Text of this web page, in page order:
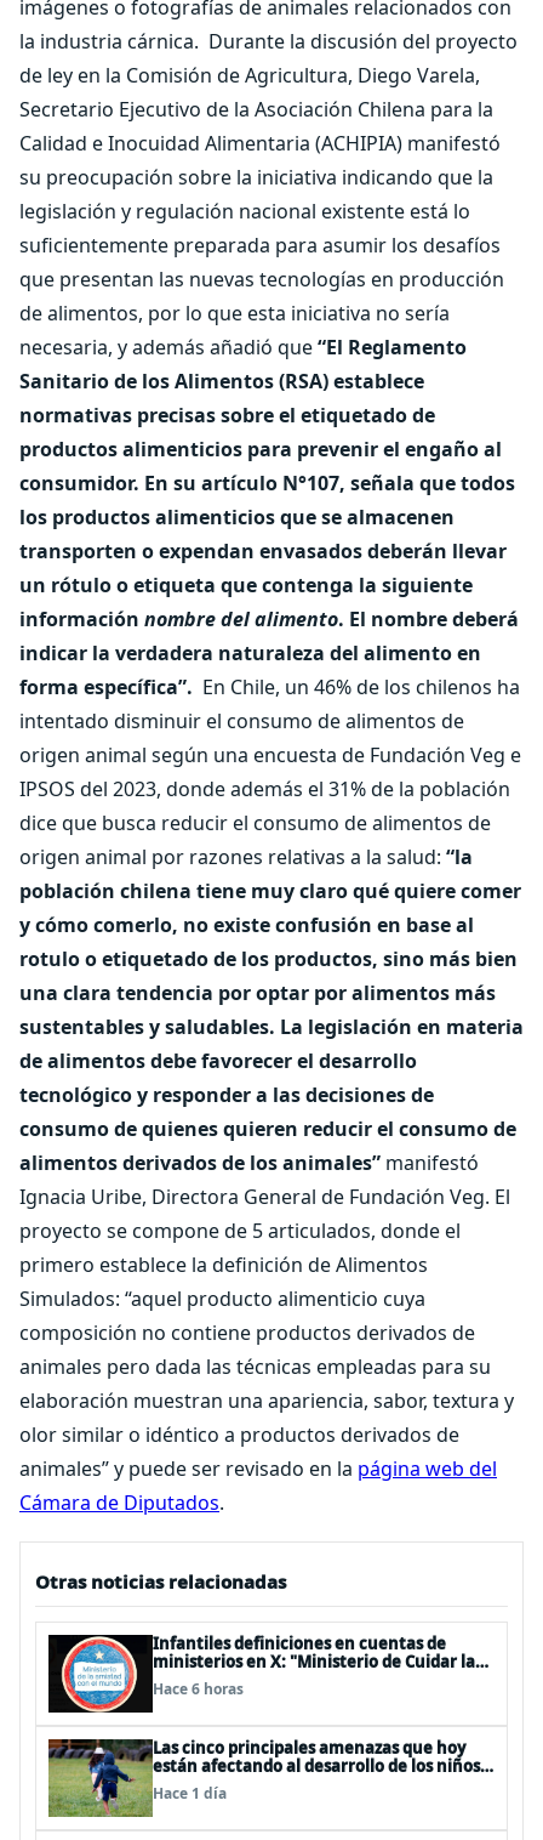
imágenes o fotografías de animales relacionados con
la industria cárnica. Durante la discusión del proyecto
de ley en la Comisión de Agricultura, Diego Varela,
Secretario Ejecutivo de la Asociación Chilena para la
Calidad e Inocuidad Alimentaria (ACHIPIA) manifestó
su preocupación sobre la iniciativa indicando que la
legislación y regulación nacional existente está lo
suficientemente preparada para asumir los desafíos
que presentan las nuevas tecnologías en producción
de alimentos, por lo que esta iniciativa no sería
necesaria, y además añadió que“El Reglamento
Sanitario de los Alimentos (RSA) establece
normativas precisas sobre el etiquetado de
productos alimenticios para prevenir el engaño al
consumidor. En su artículo N°107, señala que todos
los productos alimenticios que se almacenen
transporten o expendan envasados deberán llevar
un rótulo o etiqueta que contenga la siguiente
información nombre del alimento. El nombre deberá
indicar la verdadera naturaleza del alimento en
forma específica”. En Chile, un 46% de los chilenos ha
intentado disminuir el consumo de alimentos de
origen animal según una encuesta de Fundación Veg e
IPSOS del 2023, donde además el 31% de la población
dice que busca reducir el consumo de alimentos de
origen animal por razones relativas a la salud: “la
población chilena tiene muy claro qué quiere comer
y cómo comerlo, no existe confusión en base al
rotulo o etiquetado de los productos, sino más bien
una clara tendencia por optar por alimentos más
sustentables y saludables. La legislación en materia
de alimentos debe favorecer el desarrollo
tecnológico y responder a las decisiones de
consumo de quienes quieren reducir el consumo de
alimentos derivados de los animales” manifestó
Ignacia Uribe, Directora General de Fundación Veg. El
proyecto se compone de 5 articulados, donde el
primero establece la definición de Alimentos
Simulados: “aquel producto alimenticio cuya
composición no contiene productos derivados de
animales pero dada las técnicas empleadas para su
elaboración muestran una apariencia, sabor, textura y
olor similar o idéntico a productos derivados de
animales” y puede ser revisado en la página web del
Cámara de Diputados.
Otras noticias relacionadas
Infantiles definiciones en cuentas de
ministerios en X: "Ministerio de Cuidar la
Plata", "Ministerio de la amistad..."
Hace 6 horas
Las cinco principales amenazas que hoy
están afectando al desarrollo de los niños
en Chile
Hace 1 día